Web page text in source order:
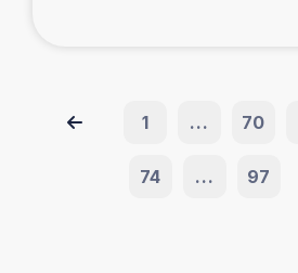
1 ... 70
74 ... 97